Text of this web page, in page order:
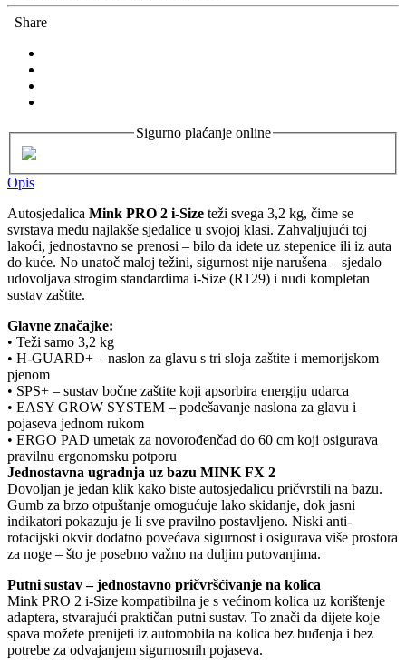
Share
Sigurno plaćanje online
Opis
Autosjedalica Mink PRO 2 i-Size teži svega 3,2 kg, čime se
svrstava među najlakše sjedalice u svojoj klasi. Zahvaljujući toj
lakoći, jednostavno se prenosi – bilo da idete uz stepenice ili iz auta
do kuće. No unatoč maloj težini, sigurnost nije narušena – sjedalo
udovoljava strogim standardima i-Size (R129) i nudi kompletan
sustav zaštite.
Glavne značajke:
• Teži samo 3,2 kg
• H-GUARD+ – naslon za glavu s tri sloja zaštite i memorijskom
pjenom
• SPS+ – sustav bočne zaštite koji apsorbira energiju udarca
• EASY GROW SYSTEM – podešavanje naslona za glavu i
pojaseva jednom rukom
• ERGO PAD umetak za novorođenčad do 60 cm koji osigurava
pravilnu ergonomsku potporu
Jednostavna ugradnja uz bazu MINK FX 2
Dovoljan je jedan klik kako biste autosjedalicu pričvrstili na bazu.
Gumb za brzo otpuštanje omogućuje lako skidanje, dok jasni
indikatori pokazuju je li sve pravilno postavljeno. Niski anti-
rotacijski okvir dodatno povećava sigurnost i osigurava više prostora
za noge – što je posebno važno na duljim putovanjima.
Putni sustav – jednostavno pričvršćivanje na kolica
Mink PRO 2 i-Size kompatibilna je s većinom kolica uz korištenje
adaptera, stvarajući praktičan putni sustav. To znači da dijete koje
spava možete prenijeti iz automobila na kolica bez buđenja i bez
potrebe za odvajanjem sigurnosnih pojaseva.